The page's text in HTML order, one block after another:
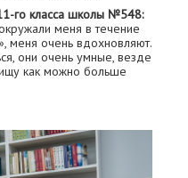
го класса школы №548:
меня в течение
меня очень вдохновляют.
они очень умные, везде
как можно больше